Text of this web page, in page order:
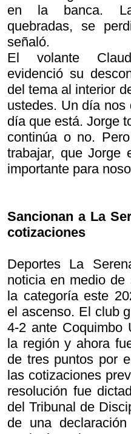
en la banca.
quebradas, se
señaló.
El volante
evidenció su
del tema al interior
ustedes. Un día nos
día que está. Jorge
continúa o no.
trabajar, que Jorge
importante para
Sancionan a La
cotizaciones
Deportes La
noticia en medio de
la categoría este
el ascenso. El club
4-2 ante Coquimbo
la región y ahora
de tres puntos por
las cotizaciones
resolución fue
del Tribunal de
de una